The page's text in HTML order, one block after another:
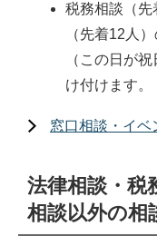
税務相談（先
（先着12人
（この日が
け付けます。
窓口相談・イベ
法律相談・税
相談以外の相